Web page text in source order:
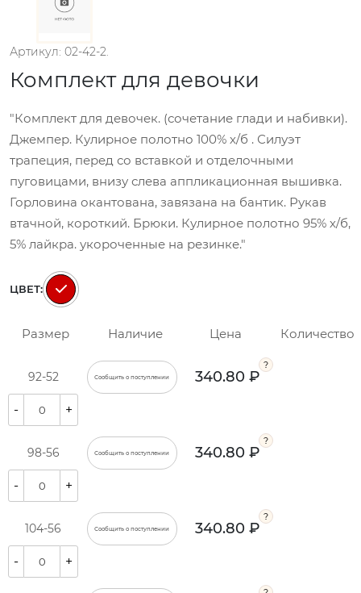
Артикул: 02-42-2.
Комплект для девочки
"Комплект для девочек. (сочетание глади и набивки).
Джемпер. Кулирное полотно 100% х/б . Силуэт
трапеция, перед со вставкой и отделочными
пуговицами, внизу слева аппликационная вышивка.
Горловина окантована, завязана на бантик. Рукав
втачной, короткий. Брюки. Кулирное полотно 95% х/б,
5% лайкра. укороченные на резинке."
ЦВЕТ:
Размер Наличие Цена Количество
92-52 Сообщить о поступлении 340.80 ₽
- +
98-56 Сообщить о поступлении 340.80 ₽
- +
104-56 Сообщить о поступлении 340.80 ₽
- +